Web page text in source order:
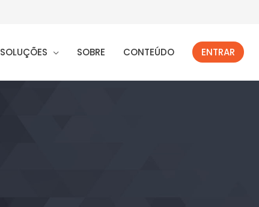
SOLUÇÕES SOBRE CONTEÚDO ENTRAR